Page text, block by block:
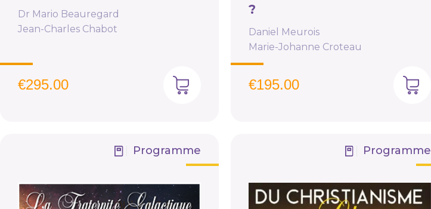
Dr Mario Beauregard
Jean-Charles Chabot
€295.00
?
Daniel Meurois
Marie-Johanne Croteau
€195.00
Programme Programme